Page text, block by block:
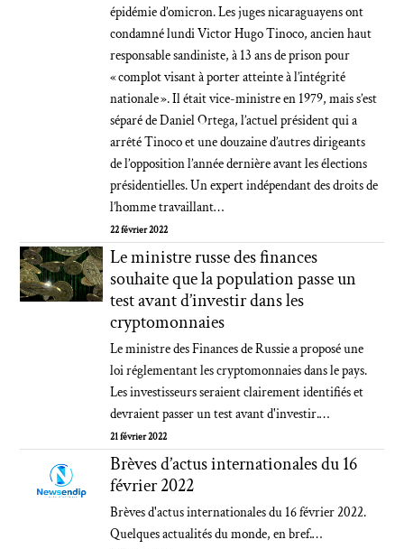
épidémie d’omicron. Les juges nicaraguayens ont
condamné lundi Victor Hugo Tinoco, ancien haut
responsable sandiniste, à 13 ans de prison pour
« complot visant à porter atteinte à l’intégrité
nationale ». Il était vice-ministre en 1979, mais s’est
séparé de Daniel Ortega, l’actuel président qui a
arrêté Tinoco et une douzaine d’autres dirigeants
de l’opposition l’année dernière avant les élections
présidentielles. Un expert indépendant des droits de
l’homme travaillant…
22 février 2022
Le ministre russe des finances
souhaite que la population passe un
test avant d’investir dans les
cryptomonnaies
Le ministre des Finances de Russie a proposé une
loi réglementant les cryptomonnaies dans le pays.
Les investisseurs seraient clairement identifiés et
devraient passer un test avant d'investir.…
21 février 2022
Brèves d’actus internationales du 16
février 2022
Brèves d'actus internationales du 16 février 2022.
Quelques actualités du monde, en bref.…